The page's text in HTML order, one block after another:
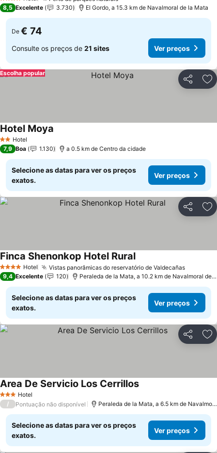
4 Estrelas
8,5 Excelente 3.730 El Gordo, a 15.3 km de Navalmoral de la Mata
De € 74
Consulte os preços de 21 sites Ver preços
Partilhar
Escolha popular
2 Estrelas
Hotel
Hotel Moya
7,9 Boa 1.130 a 0.5 km de Centro da cidade
Selecione as datas para ver os preços
exatos.
Ver preços
Partilhar
4 EstrelasHotel Vistas panorâmicas do reservatório de Valdecañas
Finca Shenonkop Hotel Rural
9,4 Excelente 120 Peraleda de la Mata, a 10.2 km de Navalmoral de la Mata
Selecione as datas para ver os preços
exatos.
Ver preços
Partilhar
3 EstrelasHotel
Area De Servicio Los Cerrillos
/ Pontuação não disponível Peraleda de la Mata, a 6.5 km de Navalmoral de la Mata
Selecione as datas para ver os preços
exatos.
Ver preços